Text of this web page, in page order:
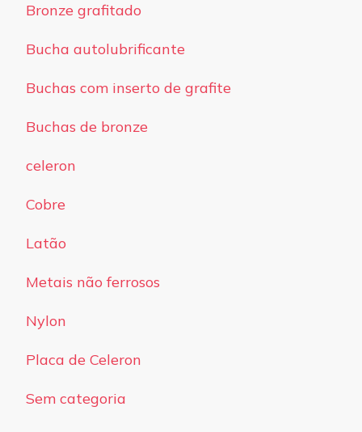
Bronze grafitado
Bucha autolubrificante
Buchas com inserto de grafite
Buchas de bronze
celeron
Cobre
Latão
Metais não ferrosos
Nylon
Placa de Celeron
Sem categoria